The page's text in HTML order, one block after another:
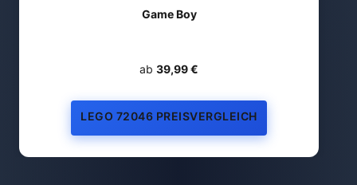
Game Boy
ab 39,99 €
LEGO 72046 PREISVERGLEICH